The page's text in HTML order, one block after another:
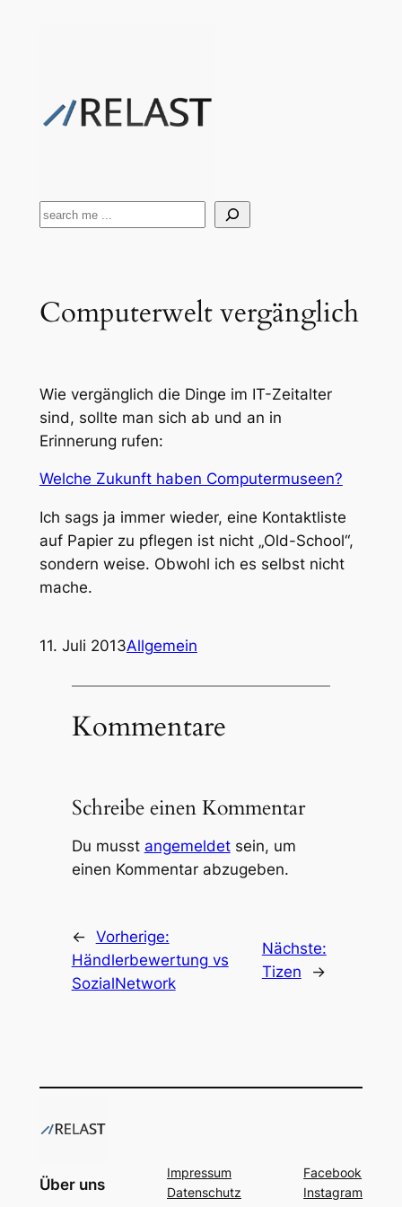
Suchen
Computerwelt vergänglich
Wie vergänglich die Dinge im IT-Zeitalter
sind, sollte man sich ab und an in
Erinnerung rufen:
Welche Zukunft haben Computermuseen?
Ich sags ja immer wieder, eine Kontaktliste
auf Papier zu pflegen ist nicht „Old-School“,
sondern weise. Obwohl ich es selbst nicht
mache.
11. Juli 2013Allgemein
Kommentare
Schreibe einen Kommentar
Du musst angemeldetsein, um
einen Kommentar abzugeben.
← Vorherige:
Händlerbewertung vs
SozialNetwork
Nächste:
Tizen
→
Über uns
Impressum
Datenschutz
Facebook
Instagram